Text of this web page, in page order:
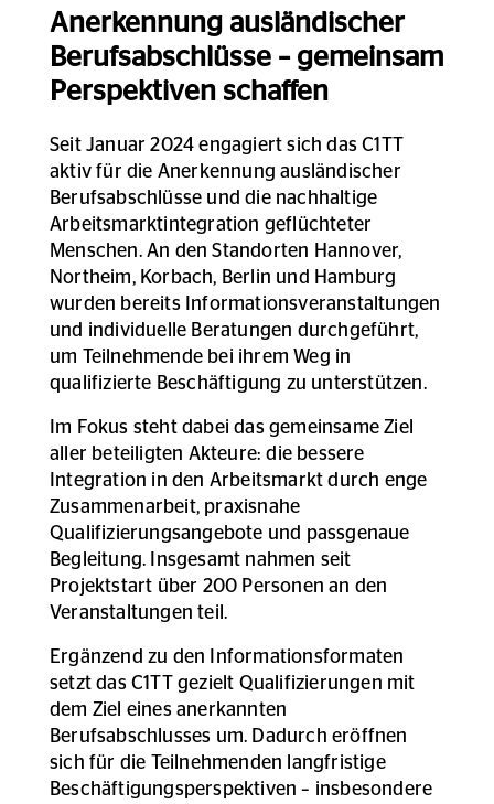
Anerkennung ausländischer
Berufsabschlüsse – gemeinsam
Perspektiven schaffen
Seit Januar 2024 engagiert sich das C1TT
aktiv für die Anerkennung ausländischer
Berufsabschlüsse und die nachhaltige
Arbeitsmarktintegration geflüchteter
Menschen. An den Standorten Hannover,
Northeim, Korbach, Berlin und Hamburg
wurden bereits Informationsveranstaltungen
und individuelle Beratungen durchgeführt,
um Teilnehmende bei ihrem Weg in
qualifizierte Beschäftigung zu unterstützen.
Im Fokus steht dabei das gemeinsame Ziel
aller beteiligten Akteure: die bessere
Integration in den Arbeitsmarkt durch enge
Zusammenarbeit, praxisnahe
Qualifizierungsangebote und passgenaue
Begleitung. Insgesamt nahmen seit
Projektstart über 200 Personen an den
Veranstaltungen teil.
Ergänzend zu den Informationsformaten
setzt das C1TT gezielt Qualifizierungen mit
dem Ziel eines anerkannten
Berufsabschlusses um. Dadurch eröffnen
sich für die Teilnehmenden langfristige
Beschäftigungsperspektiven – insbesondere